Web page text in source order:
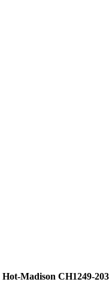
Hot-Madison CH1249-